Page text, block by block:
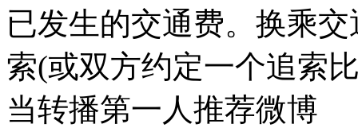
已发生的交通费。换乘
索(或双方约定一个追索
当转播第一人推荐微博